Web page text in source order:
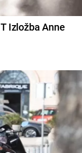
Izložba Anne